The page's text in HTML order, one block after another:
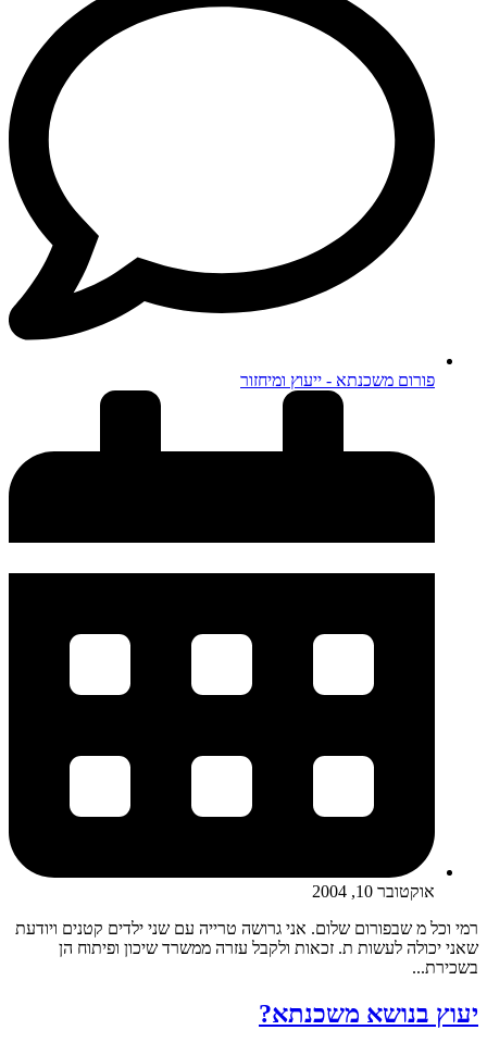
פורום משכנתא - ייעוץ ומיחזור
אוקטובר 10, 2004
רמי וכל מ שבפורום שלום. אני גרושה טרייה עם שני ילדים קטנים ויודעת
שאני יכולה לעשות ת. זכאות ולקבל עזרה ממשרד שיכון ופיתוח הן
בשכירת...
יעוץ בנושא משכנתא?